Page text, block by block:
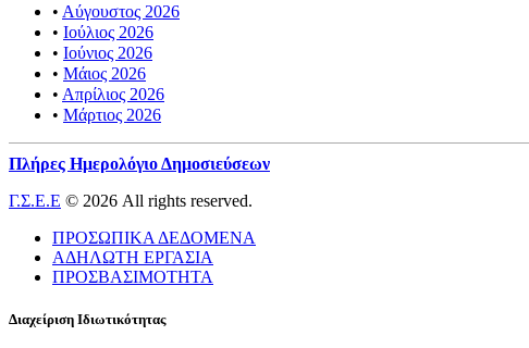
• Αύγουστος 2026
• Ιούλιος 2026
• Ιούνιος 2026
• Μάιος 2026
• Απρίλιος 2026
• Μάρτιος 2026
Πλήρες Ημερολόγιο Δημοσιεύσεων
Γ.Σ.Ε.Ε © 2026 All rights reserved.
ΠΡΟΣΩΠΙΚΑ ΔΕΔΟΜΕΝΑ
ΑΔΗΛΩΤΗ ΕΡΓΑΣΙΑ
ΠΡΟΣΒΑΣΙΜΟΤΗΤΑ
Διαχείριση Ιδιωτικότητας